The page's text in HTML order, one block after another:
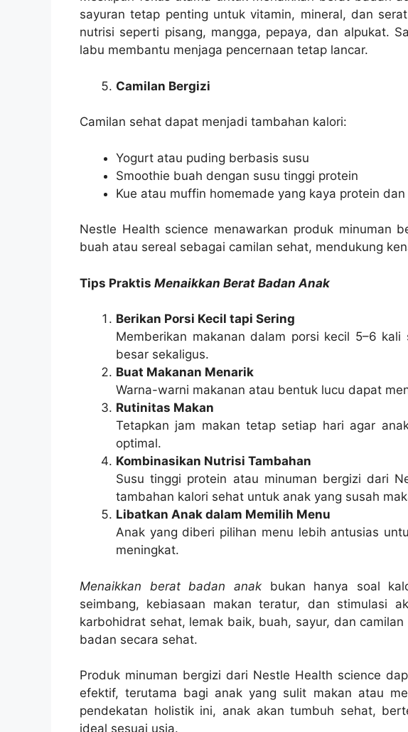
sayuran tetap penting untuk vitamin, mineral, dan
nutrisi seperti pisang, mangga, pepaya, dan alpukat.
labu membantu menjaga pencernaan tetap lancar.
Camilan Bergizi
Camilan sehat dapat menjadi tambahan kalori:
Yogurt atau puding berbasis susu
Smoothie buah dengan susu tinggi protein
Kue atau muffin homemade yang kaya protein dan
Nestle Health science menawarkan produk minuman
buah atau sereal sebagai camilan sehat, mendukung
Tips Praktis Menaikkan Berat Badan Anak
Berikan Porsi Kecil tapi Sering
Memberikan makanan dalam porsi kecil 5–6
besar sekaligus.
Buat Makanan Menarik
Warna-warni makanan atau bentuk lucu dapat
Rutinitas Makan
Tetapkan jam makan tetap setiap hari agar
optimal.
Kombinasikan Nutrisi Tambahan
Susu tinggi protein atau minuman bergizi dari
tambahan kalori sehat untuk anak yang susah
Libatkan Anak dalam Memilih Menu
Anak yang diberi pilihan menu lebih antusias
meningkat.
Menaikkan berat badan anakbukan hanya soal
seimbang, kebiasaan makan teratur, dan stimulasi
karbohidrat sehat, lemak baik, buah, sayur, dan
badan secara sehat.
Produk minuman bergizi dari Nestle Health science
efektif, terutama bagi anak yang sulit makan atau
pendekatan holistik ini, anak akan tumbuh sehat,
ideal sesuai usia.